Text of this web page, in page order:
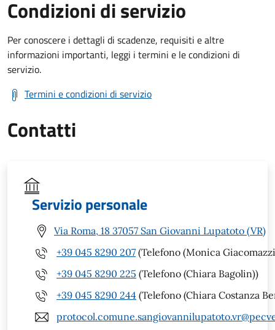
Condizioni di servizio
Per conoscere i dettagli di scadenze, requisiti e altre
informazioni importanti, leggi i termini e le condizioni di
servizio.
Termini e condizioni di servizio
Contatti
Servizio personale
Via Roma, 18 37057 San Giovanni Lupatoto (VR)
+39 045 8290 207 (Telefono (Monica
+39 045 8290 225 (Telefono (Chiara Bagolin))
+39 045 8290 244 (Telefono (Chiara Costanza